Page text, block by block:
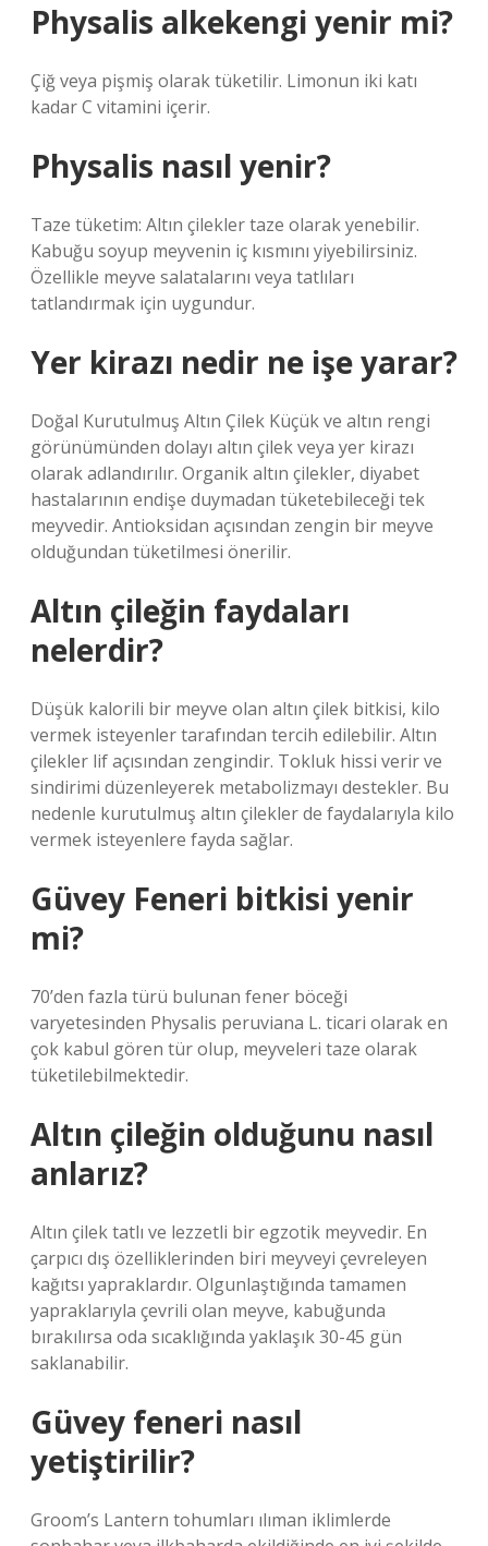
Physalis alkekengi yenir mi?
Çiğ veya pişmiş olarak tüketilir. Limonun iki katı
kadar C vitamini içerir.
Physalis nasıl yenir?
Taze tüketim: Altın çilekler taze olarak yenebilir.
Kabuğu soyup meyvenin iç kısmını yiyebilirsiniz.
Özellikle meyve salatalarını veya tatlıları
tatlandırmak için uygundur.
Yer kirazı nedir ne işe yarar?
Doğal Kurutulmuş Altın Çilek Küçük ve altın rengi
görünümünden dolayı altın çilek veya yer kirazı
olarak adlandırılır. Organik altın çilekler, diyabet
hastalarının endişe duymadan tüketebileceği tek
meyvedir. Antioksidan açısından zengin bir meyve
olduğundan tüketilmesi önerilir.
Altın çileğin faydaları
nelerdir?
Düşük kalorili bir meyve olan altın çilek bitkisi, kilo
vermek isteyenler tarafından tercih edilebilir. Altın
çilekler lif açısından zengindir. Tokluk hissi verir ve
sindirimi düzenleyerek metabolizmayı destekler. Bu
nedenle kurutulmuş altın çilekler de faydalarıyla kilo
vermek isteyenlere fayda sağlar.
Güvey Feneri bitkisi yenir
mi?
70’den fazla türü bulunan fener böceği
varyetesinden Physalis peruviana L. ticari olarak en
çok kabul gören tür olup, meyveleri taze olarak
tüketilebilmektedir.
Altın çileğin olduğunu nasıl
anlarız?
Altın çilek tatlı ve lezzetli bir egzotik meyvedir. En
çarpıcı dış özelliklerinden biri meyveyi çevreleyen
kağıtsı yapraklardır. Olgunlaştığında tamamen
yapraklarıyla çevrili olan meyve, kabuğunda
bırakılırsa oda sıcaklığında yaklaşık 30-45 gün
saklanabilir.
Güvey feneri nasıl
yetiştirilir?
Groom’s Lantern tohumları ılıman iklimlerde